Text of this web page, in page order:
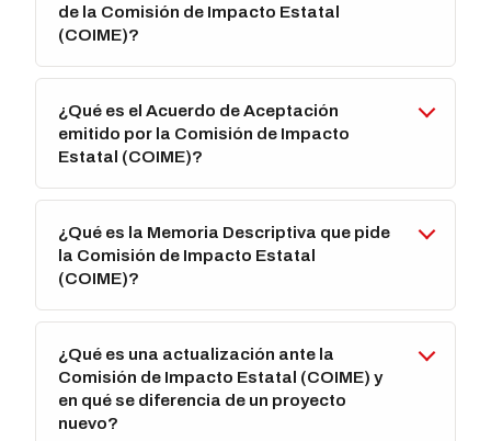
de la Comisión de Impacto Estatal
(COIME)?
¿Qué es el Acuerdo de Aceptación
emitido por la Comisión de Impacto
Estatal (COIME)?
¿Qué es la Memoria Descriptiva que pide
la Comisión de Impacto Estatal
(COIME)?
¿Qué es una actualización ante la
Comisión de Impacto Estatal (COIME) y
en qué se diferencia de un proyecto
nuevo?